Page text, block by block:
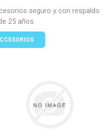
seguro y con respaldo
25 años.